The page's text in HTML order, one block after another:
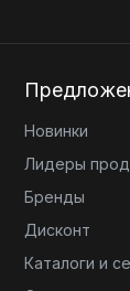
Новинки
Лидеры
Бренды
Дисконт
Каталоги и